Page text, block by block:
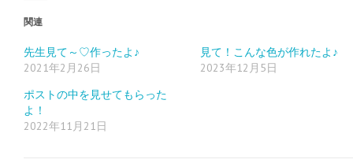
関連
先生見て～♡作ったよ♪
2021年2月26日
見て！こんな色が作れたよ♪
2023年12月5日
ポストの中を見せてもらった
よ！
2022年11月21日